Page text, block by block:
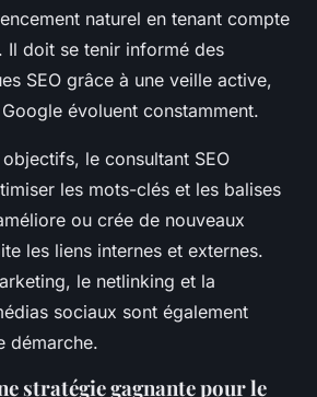
naturel en tenant compte
Il doit se tenir informé des
SEO grâce à une veille active,
évoluent constamment.
le consultant SEO
les mots-clés et les balises
ou crée de nouveaux
les liens internes et externes.
le netlinking et la
sociaux sont également
démarche.
stratégie gagnante pour le